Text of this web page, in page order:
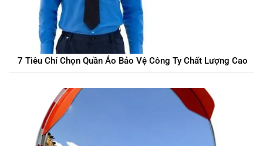
7 Tiêu Chí Chọn Quần Áo Bảo Vệ Công Ty Chất Lượng Cao